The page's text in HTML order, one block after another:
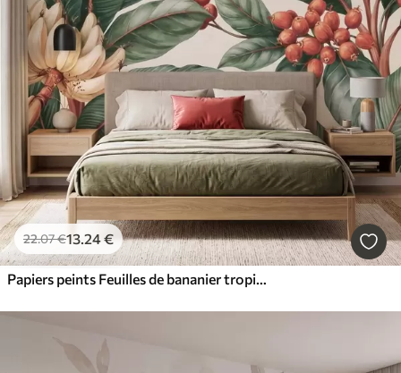
22.07€13.24€
Papiers peints Feuilles de bananier tropicales ornées de grappes de baies de café rouges, style aquarelle